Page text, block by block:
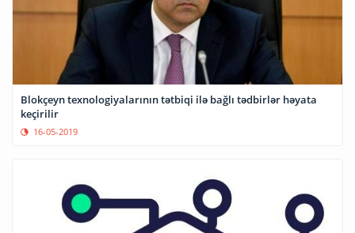
Blokçeyn texnologiyalarının tətbiqi ilə bağlı tədbirlər həyata
keçirilir
16-05-2019